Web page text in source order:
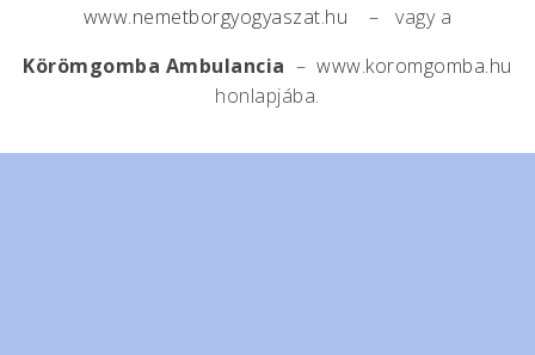
www.nemetborgyogyaszat.hu – vagy a
Körömgomba Ambulancia –www.koromgomba.hu
honlapjába.